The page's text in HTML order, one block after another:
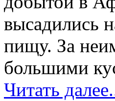
высадились
пищу. За
большими
Читать